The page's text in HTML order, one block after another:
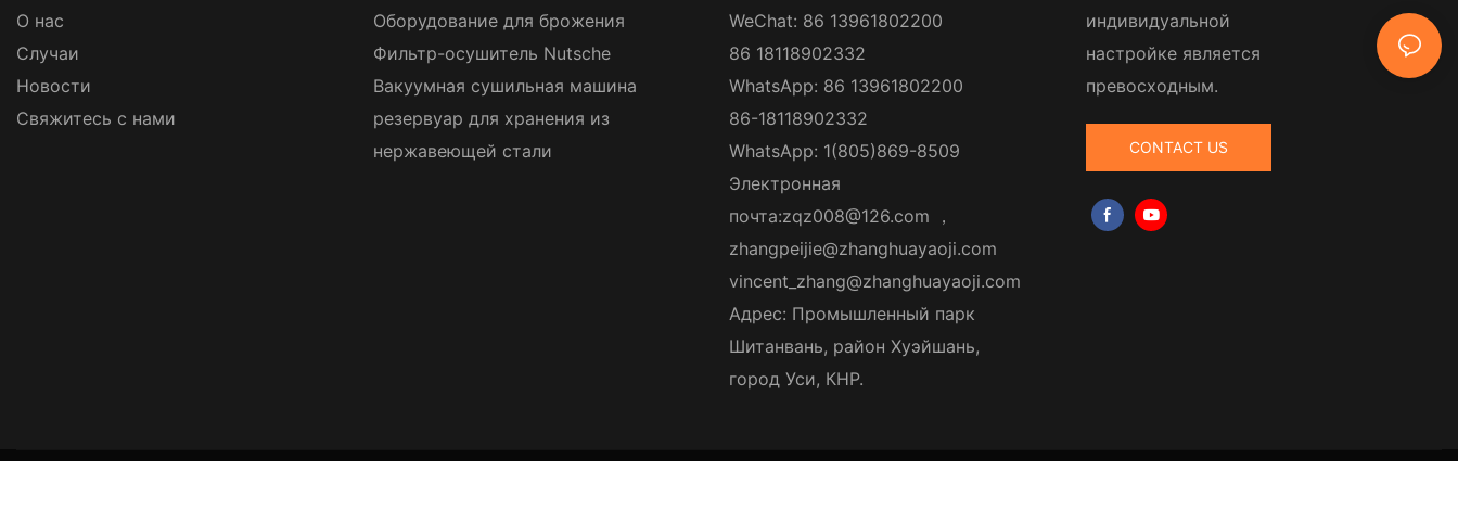
О нас
Случаи
Новости
Свяжитесь с нами
Оборудование для брожения
Фильтр-осушитель Nutsche
Вакуумная сушильная машина
резервуар для хранения из
нержавеющей стали
WeChat: 86 13961802200
86 18118902332
WhatsApp: 86 13961802200
86-18118902332
WhatsApp: 1(805)869-8509
Электронная
почта:zqz008@126.com ，
zhangpeijie@zhanghuayaoji.com
vincent_zhang@zhanghuayaoji.com
Адрес: Промышленный парк
Шитанвань, район Хуэйшань,
город Уси, КНР.
индивидуальной
настройке является
превосходным.
CONTACT US